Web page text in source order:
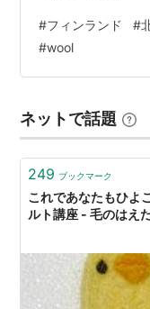
⇔「」 ・ー・ー・
ー・ー・ー・ー・
マス)⇔sheep コ
ー・ー・ー・ー・
#フィンランド #
#wool
ネットで話題
249 ブックマーク
これであなたもひよ
ルト講座 - 毛のはえ